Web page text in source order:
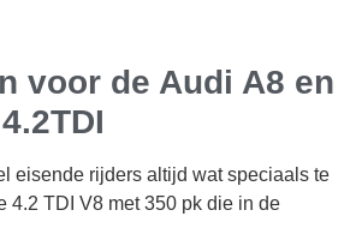
voor de Audi A8 en
eisende rijders altijd wat speciaals te
4.2 TDI V8 met 350 pk die in de